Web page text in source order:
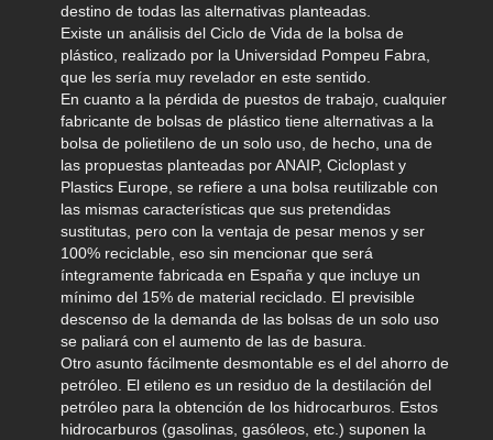
destino de todas las alternativas planteadas.
Existe un análisis del Ciclo de Vida de la bolsa de
plástico, realizado por la Universidad Pompeu Fabra,
que les sería muy revelador en este sentido.
En cuanto a la pérdida de puestos de trabajo, cualquier
fabricante de bolsas de plástico tiene alternativas a la
bolsa de polietileno de un solo uso, de hecho, una de
las propuestas planteadas por ANAIP, Cicloplast y
Plastics Europe, se refiere a una bolsa reutilizable con
las mismas características que sus pretendidas
sustitutas, pero con la ventaja de pesar menos y ser
100% reciclable, eso sin mencionar que será
íntegramente fabricada en España y que incluye un
mínimo del 15% de material reciclado. El previsible
descenso de la demanda de las bolsas de un solo uso
se paliará con el aumento de las de basura.
Otro asunto fácilmente desmontable es el del ahorro de
petróleo. El etileno es un residuo de la destilación del
petróleo para la obtención de los hidrocarburos. Estos
hidrocarburos (gasolinas, gasóleos, etc.) suponen la